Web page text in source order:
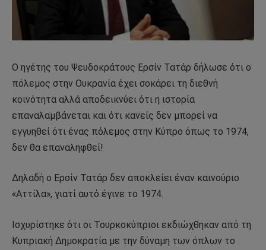
Ο ηγέτης του Ψευδοκράτους Ερσίν Τατάρ δήλωσε ότι ο
πόλεμος στην Ουκρανία έχει σοκάρει τη διεθνή
κοινότητα αλλά αποδεικνύει ότι η ιστορία
επαναλαμβάνεται και ότι κανείς δεν μπορεί να
εγγυηθεί ότι ένας πόλεμος στην Κύπρο όπως το 1974,
δεν θα επαναληφθεί!
Δηλαδή ο Ερσίν Τατάρ δεν αποκλείει έναν καινούριο
«Αττίλα», γιατί αυτό έγινε το 1974.
Ισχυρίστηκε ότι οι Τουρκοκύπριοι εκδιώχθηκαν από τη
Κυπριακή Δημοκρατία με την δύναμη των όπλων το